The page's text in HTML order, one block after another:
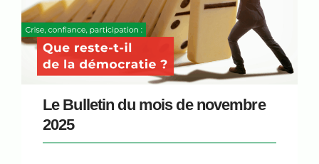
Le Bulletin du mois de novembre
2025